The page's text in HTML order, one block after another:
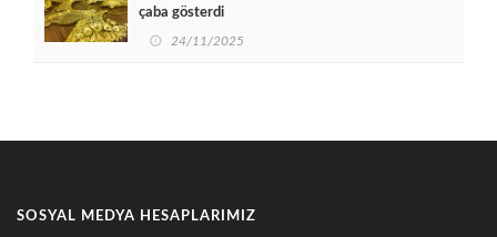
çaba gösterdi
24/11/2025
SOSYAL MEDYA HESAPLARIMIZ